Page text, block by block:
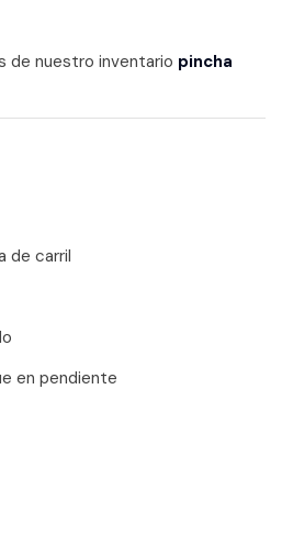
de nuestro inventario pincha
de carril
en pendiente